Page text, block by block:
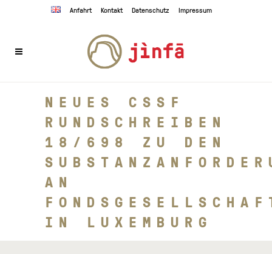
Anfahrt Kontakt Datenschutz Impressum
NEUES CSSF
RUNDSCHREIBEN
18/698 ZU DEN
AN
IN LUXEMBURG